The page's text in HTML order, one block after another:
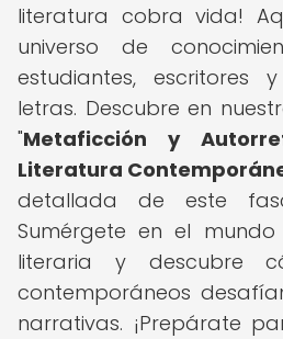
literatura cobra vida!
universo de
estudiantes, escritores
letras. Descubre en
"Metaficción y
Literatura
detallada de este
Sumérgete en el
literaria y descubre
contemporáneos
narrativas. ¡Prepárate